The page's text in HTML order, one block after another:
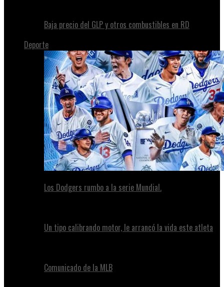
Baja precio del GLP y otros combustibles en RD
Deporte
Los Dodgers rumbo a la serie Mundial.
Un tipo calibrando motor, le arrancó la vida este atleta
Comunicado de la MLB